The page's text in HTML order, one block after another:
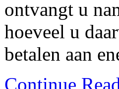
ontvangt u
hoeveel u
betalen aan
Continue